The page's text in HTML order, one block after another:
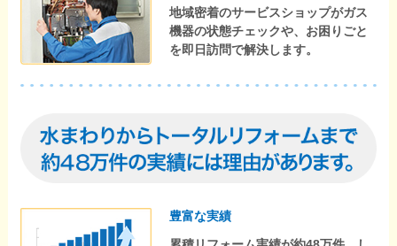
地域密着のサービスショップがガス
機器の状態チェックや、お困りごと
を即日訪問で解決します。
豊富な実績